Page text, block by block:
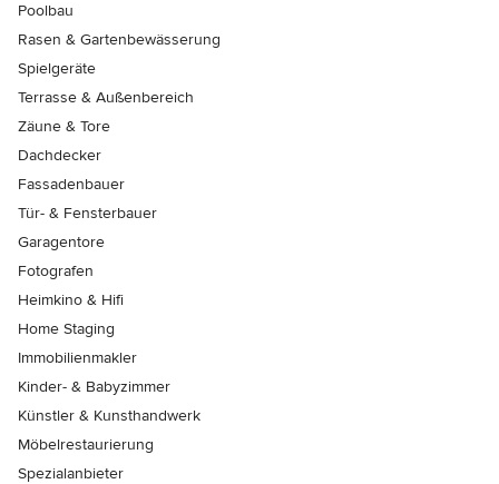
Poolbau
Rasen & Gartenbewässerung
Spielgeräte
Terrasse & Außenbereich
Zäune & Tore
Dachdecker
Fassadenbauer
Tür- & Fensterbauer
Garagentore
Fotografen
Heimkino & Hifi
Home Staging
Immobilienmakler
Kinder- & Babyzimmer
Künstler & Kunsthandwerk
Möbelrestaurierung
Spezialanbieter